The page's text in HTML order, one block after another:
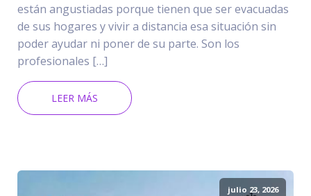
están angustiadas porque tienen que ser evacuadas
de sus hogares y vivir a distancia esa situación sin
poder ayudar ni poner de su parte. Son los
profesionales […]
LEER MÁS
julio 23, 2026